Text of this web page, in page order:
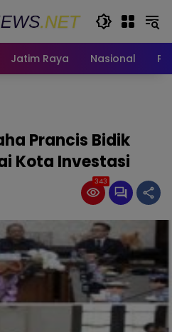
Jatim Raya Nasional
Prancis Bidik
Kota Investasi
343